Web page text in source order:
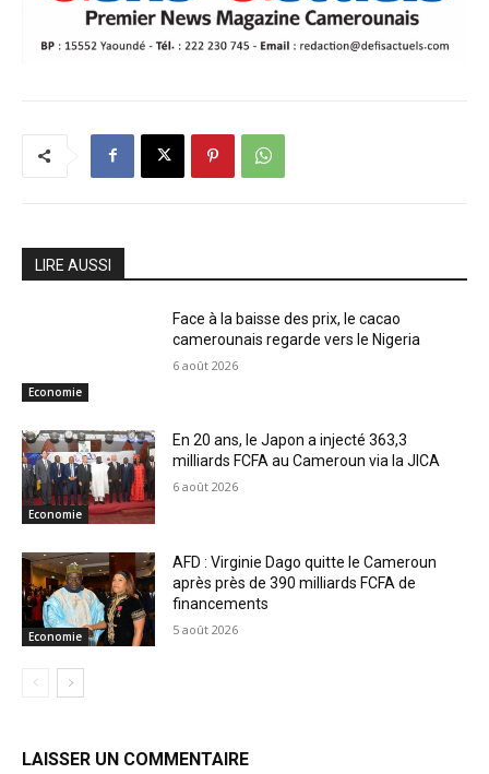
LIRE AUSSI
Economie
Face à la baisse des prix, le cacao
camerounais regarde vers le Nigeria
6 août 2026
Economie
En 20 ans, le Japon a injecté 363,3
milliards FCFA au Cameroun via la JICA
6 août 2026
Economie
AFD : Virginie Dago quitte le Cameroun
après près de 390 milliards FCFA de
financements
5 août 2026
LAISSER UN COMMENTAIRE